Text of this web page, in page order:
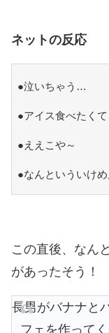
ネットの反応
●泣いちゃう…
●アイス食べたく
●ええこや～
●なんといういけめ
この直後、なん
があったそう！
長男がバナナと
フェを作って